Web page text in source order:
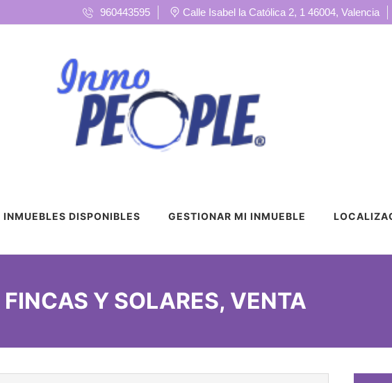
960443595 Calle Isabel la Católica 2, 1 46004, Valencia
INMUEBLES DISPONIBLES GESTIONAR MI INMUEBLE
FINCAS Y SOLARES, VENTA